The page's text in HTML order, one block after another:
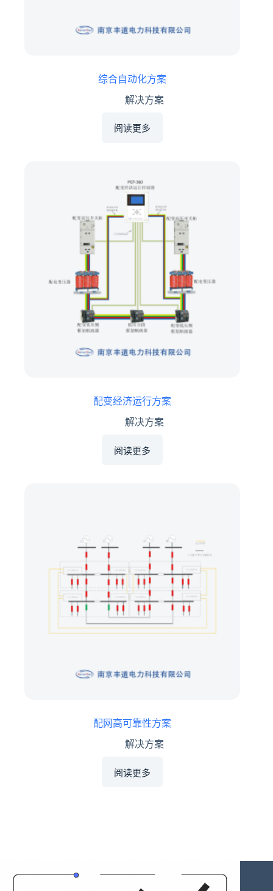
综合自动化方案
解决方案
阅读更多
配变经济运行方案
解决方案
阅读更多
配网高可靠性方案
解决方案
阅读更多